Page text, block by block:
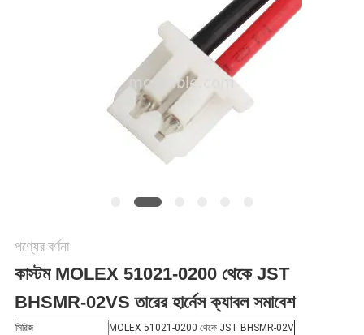
গোপনীয়তা
নীতি
পণ্যের বর্ণনা
কাস্টম MOLEX 51021-0200 থেকে JST
BHSMR-02VS তারের হার্নেস ক্যাবল সমাবেশ
সিরিজ
MOLEX 51021-0200 থেকে JST BHSMR-02V